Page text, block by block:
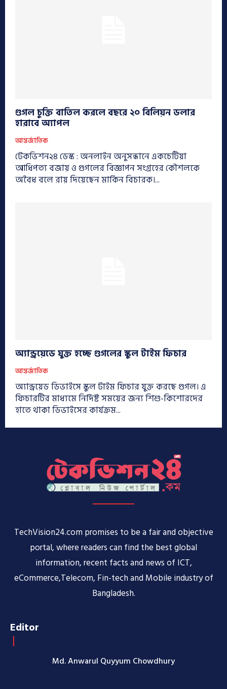
গুগল চুক্তি বাতিল করলে বছরে ২০ বিলিয়ন ডলার
হারাবে অ্যাপল
আন্তর্জাতিক
টেকভিশন২৪ ডেস্ক : অনলাইন অনুসন্ধানে একচেটিয়া
আধিপত্য বজায় ও গুগলের বিজ্ঞাপন সংগ্রহের কৌশলকে
অবৈধ বলে রায় দিয়েছেন মার্কিন বিচারক।...
অ্যান্ড্রয়েডে যুক্ত হচ্ছে গুগলের স্কুল টাইম ফিচার
আন্তর্জাতিক
অ্যান্ড্রয়েড ডিভাইসে স্কুল টাইম ফিচার যুক্ত করছে গুগল। এ
ফিচারটির মাধ্যমে নির্দিষ্ট সময়ের জন্য শিশু-কিশোরদের
হাতে থাকা ডিভাইসের কার্যক্রম...
TechVision24.com promises to be a fair and objective
portal, where readers can find the best global
information, recent facts and news of ICT,
eCommerce,Telecom, Fin-tech and Mobile industry of
Bangladesh.
Editor
Md. Anwarul Quyyum Chowdhury